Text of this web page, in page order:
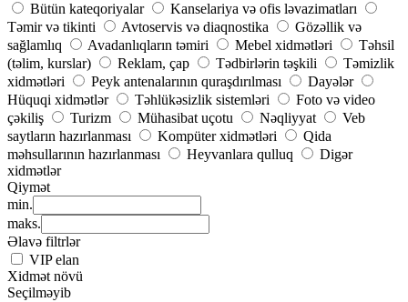
Bütün kateqoriyalar
Kanselariya və ofis ləvazimatları
Təmir və tikinti
Avtoservis və diaqnostika
Gözəllik və
sağlamlıq
Avadanlıqların təmiri Mebel xidmətləri
Təhsil
(təlim, kurslar)
Reklam, çap Tədbirlərin təşkili
Təmizlik
xidmətləri
Peyk antenalarının quraşdırılması
Dayələr
Hüquqi xidmətlər
Təhlükəsizlik sistemləri
Foto və video
çəkiliş
Turizm Mühasibat uçotu Nəqliyyat
Veb
saytların hazırlanması
Kompüter xidmətləri
Qida
məhsullarının hazırlanması
Heyvanlara qulluq
Digər
xidmətlər
Qiymət
min.
maks.
Əlavə filtrlər
VIP elan
Xidmət növü
Seçilməyib